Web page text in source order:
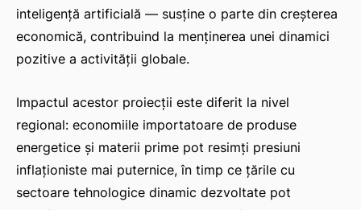
inteligență artificială — susține o parte din creșterea
economică, contribuind la menținerea unei dinamici
pozitive a activității globale.
Impactul acestor proiecții este diferit la nivel
regional: economiile importatoare de produse
energetice și materii prime pot resimți presiuni
inflaționiste mai puternice, în timp ce țările cu
sectoare tehnologice dinamic dezvoltate pot